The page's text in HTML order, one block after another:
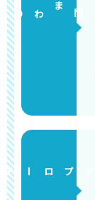
門まわり
アプローチ